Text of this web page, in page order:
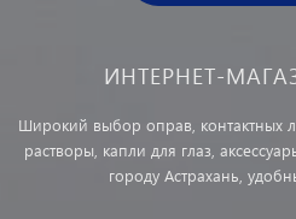
ИНТЕРНЕТ-
Широкий выбор оправ, контактных
растворы, капли для глаз,
городу Астрахань,